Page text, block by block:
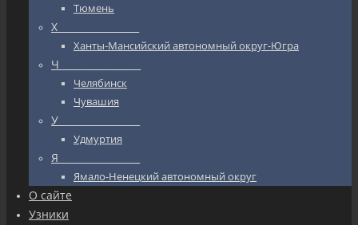
Тюмень
Х_________________
Ханты-Мансийский автономный округ-Югра
Ч_________________
Челябинск
Чувашия
У_________________
Удмуртия
Я_________________
Ямало-Ненецкий автономный округ
О сайте
Узники